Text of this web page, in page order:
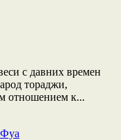
с давних времен
тораджи,
отношением к...